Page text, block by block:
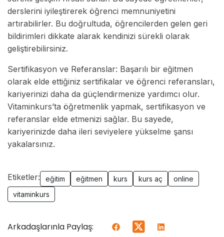
derslerini iyileştirerek öğrenci memnuniyetini
artırabilirler. Bu doğrultuda, öğrencilerden gelen geri
bildirimleri dikkate alarak kendinizi sürekli olarak
geliştirebilirsiniz.
Sertifikasyon ve Referanslar: Başarılı bir eğitmen
olarak elde ettiğiniz sertifikalar ve öğrenci referansları,
kariyerinizi daha da güçlendirmenize yardımcı olur.
Vitaminkurs’ta öğretmenlik yapmak, sertifikasyon ve
referanslar elde etmenizi sağlar. Bu sayede,
kariyerinizde daha ileri seviyelere yükselme şansı
yakalarsınız.
Etiketler: eğitim eğitmen kurs kurs aç
online
vitaminkurs
Arkadaşlarınla Paylaş: